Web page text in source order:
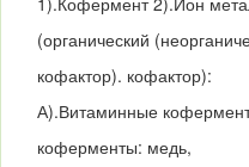
(органический
кофактор). кофактор):
А).Витаминные
коферменты: медь,